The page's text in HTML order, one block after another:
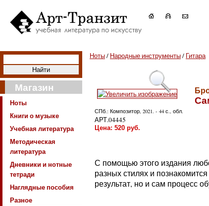
Магазин
Ноты
Книги о музыке
Учебная литература
Методическая
литература
Дневники и нотные
тетради
Наглядные пособия
Разное
Ноты/ Народные инструменты/ Гитара
СПб.: Композитор, 2021. - 44 с., обл.
АРТ.04445
Цена: 520 руб.
С помощью этого издания
разных стилях и
результат, но и сам процесс